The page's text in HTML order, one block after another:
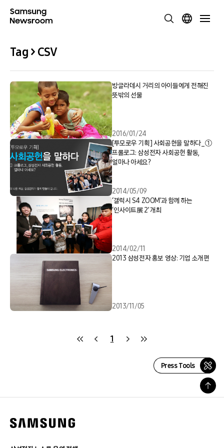
Tag > CSV
방글라데시 거리의 아이들에게 전해진
뜻밖의 선물
2016/01/24
[투모로우 기획] 사회공헌을 말하다_①
프롤로그: 삼성전자 사회공헌 활동,
얼마나 아세요?
2014/05/09
‘갤럭시 S4 ZOOM’과 함께 하는
‘인사이트展 2’ 개최
2014/02/11
2013 삼성전자 홍보 영상: 기업 소개편
2013/11/05
1
Press Tools